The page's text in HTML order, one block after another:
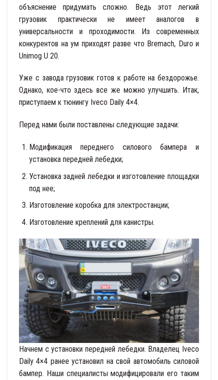
объяснение придумать сложно. Ведь этот легкий
грузовик практически не имеет аналогов в
универсальности и проходимости. Из современных
конкурентов на ум приходят разве что Bremach, Duro и
Unimog U 20.
Уже с завода грузовик готов к работе на бездорожье.
Однако, кое-что здесь все же можно улучшить. Итак,
приступаем к тюнингу Iveco Daily 4×4.
Перед нами были поставлены следующие задачи:
Модификация переднего силового бампера и
установка передней лебедки;
Установка задней лебедки и изготовление площадки
под нее;
Изготовление коробка для электростанции;
Изготовление креплений для канистры.
Начнем с установки передней лебедки. Владелец Iveco
Daily 4×4 ранее установил на свой автомобиль силовой
бампер. Наши специалисты модифицировали его таким